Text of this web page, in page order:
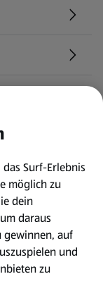
Surf-Erlebnis
möglich zu
dein
daraus
gewinnen, auf
und
zu